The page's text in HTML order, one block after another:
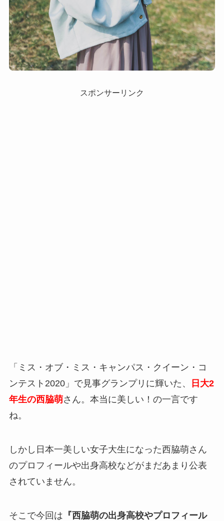
スポンサーリンク
「ミス・オブ・ミス・キャンパス・クイーン・コ
ンテスト2020」で見事グランプリに輝いた、
日大2
年生の西脇萌さん。本当に美しい！の一言です
ね。
しかし日本一美しい女子大生になった西脇萌さん
のプロフィールや出身高校などがまだあまり公表
されていません。
そこで今回は 『西脇萌の出身高校やプロフィール